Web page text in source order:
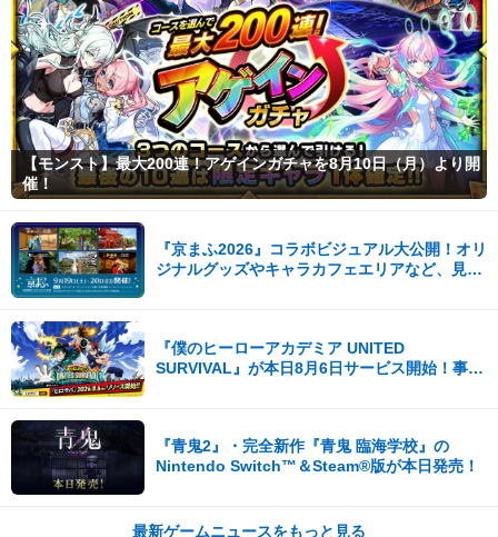
【モンスト】最大200連！アゲインガチャを8月10日（月）より開
催！
『京まふ2026』コラボビジュアル大公開！オリ
ジナルグッズやキャラカフェエリアなど、見ど
『僕のヒーローアカデミア UNITED
SURVIVAL』が本日8月6日サービス開始！事前
『青鬼2』・完全新作『青鬼 臨海学校』の
Nintendo Switch™＆Steam®版が本日発売！
最新ゲームニュースをもっと見る